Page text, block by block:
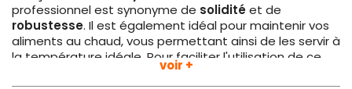
professionnel est synonyme de soliditéet de
robustesse. Il est également idéal pour maintenir vos
aliments au chaud, vous permettant ainsi de les servir à
la température idéale. Pour faciliter l'utilisation de ce
cuiseur à riz professionnel, il est livré avec une cuillère à
voir +